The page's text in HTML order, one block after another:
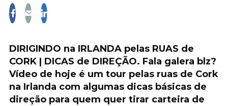
DIRIGINDO na IRLANDA pelas RUAS de
CORK | DICAS de DIREÇÃO. Fala galera blz?
Vídeo de hoje é um tour pelas ruas de Cork
na Irlanda com algumas dicas básicas de
direção para quem quer tirar carteira de